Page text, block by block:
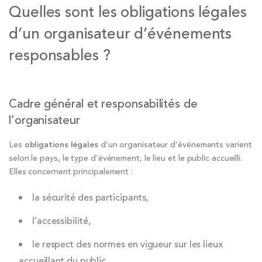
Quelles sont les obligations légales
d’un organisateur d’événements
responsables ?
Cadre général et responsabilités de
l’organisateur
Les obligations légalesd’un organisateur d’événements varient
selon le pays, le type d’événement, le lieu et le public accueilli.
Elles concernent principalement :
la sécurité des participants,
l’accessibilité,
le respect des normes en vigueur sur les lieux